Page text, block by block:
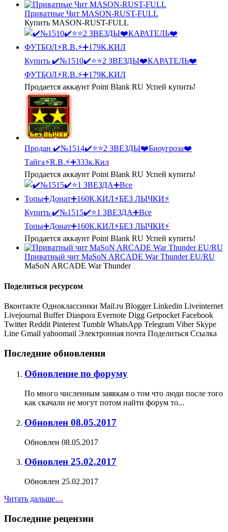
Приватные Чит MASON-RUST-FULL
Купить MASON-RUST-FULL
Купить ✔️№1510✔️⭐️⭐️2 ЗВЕЗДЫ❤️КАРАТЕЛЬ❤️
ФУТБОЛ⚡R.B.⚡➕179К.КИЛ
Продается аккаунт Point Blank RU Успей купить!
Продан ✔️№1514✔️⭐️⭐️2 ЗВЕЗДЫ❤️Биоугроза❤️
Тайга⚡R.B.⚡➕333к.Кил
Продается аккаунт Point Blank RU Успей купить!
Купить ✔️№1515✔️⭐️1 ЗВЕЗДА➕Все
Топы➕Донат➕160К.КИЛ⚡БЕЗ ЛЫЧКИ⚡
Продается аккаунт Point Blank RU Успей купить!
Приватный чит MaSoN ARCADE War Thunder EU/RU
MaSoN ARCADE War Thunder
Поделиться ресурсом
Вконтакте Одноклассники Mail.ru Blogger Linkedin Liveinternet
Livejournal Buffer Diaspora Evernote Digg Getpocket Facebook
Twitter Reddit Pinterest Tumblr WhatsApp Telegram Viber Skype
Line Gmail yahoomail Электронная почта Поделиться Ссылка
Последние обновления
Обновление по форуму
По много численным заявкам о том что люди после того
как скачали не могут потом найти форум то...
Обновлен 08.05.2017
Обновлен 08.05.2017
Обновлен 25.02.2017
Обновлен 25.02.2017
Читать дальше…
Последние рецензии